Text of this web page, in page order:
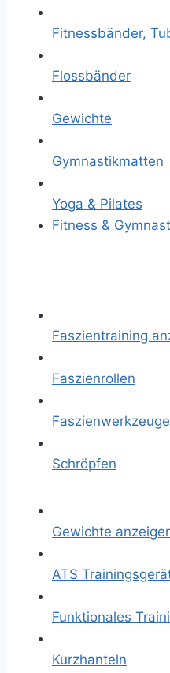
Fitnessbänder,
Flossbänder
Gewichte
Gymnastikmatten
Yoga & Pilates
Fitness &
Faszientraining
Faszienrollen
Faszienwerkzeuge
Schröpfen
Gewichte
ATS
Funktionales
Kurzhanteln